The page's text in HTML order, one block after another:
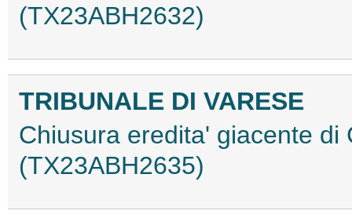
(TX23ABH2632)
TRIBUNALE DI VARESE
Chiusura eredita' giacente di
(TX23ABH2635)